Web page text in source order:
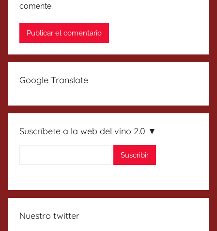
comente.
Google Translate
Suscríbete a la web del vino 2.0 ▼
Nuestro twitter